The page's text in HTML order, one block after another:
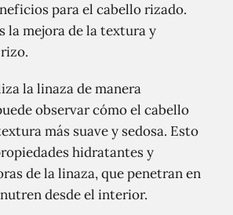
para el cabello rizado.
la mejora de la textura y
la linaza de manera
observar cómo el cabello
más suave y sedosa. Esto
hidratantes y
de la linaza, que penetran en
desde el interior.